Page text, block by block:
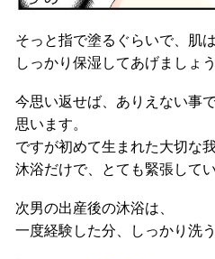
そっと指で塗るぐらいで、肌
しっかり保湿してあげましょう
今思い返せば、ありえない事
思います。
ですが初めて生まれた大切な我
沐浴だけで、とても緊張して
次男の出産後の沐浴は、
一度経験した分、しっかり洗